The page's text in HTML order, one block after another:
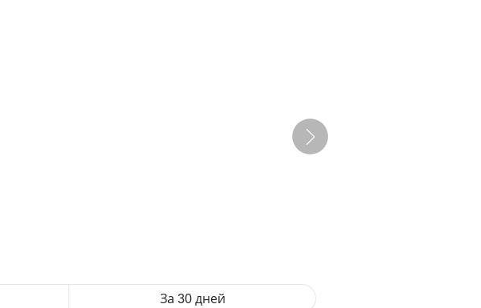
За 30 дней